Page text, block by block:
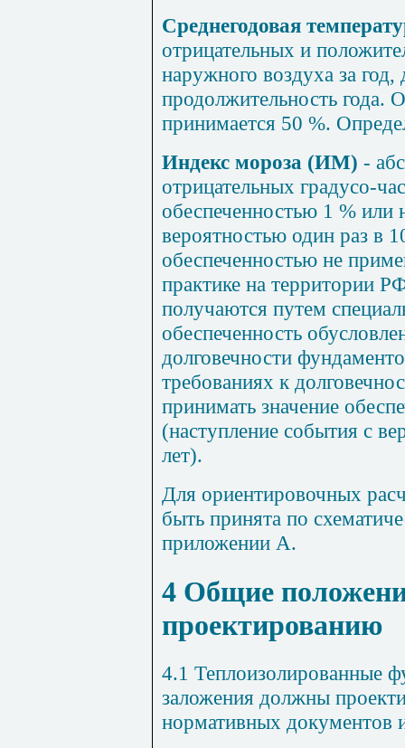
Среднегодовая
отрицательных и
наружного воздуха за год,
продолжительность года.
принимается 50 %.
Индекс мороза (ИМ) -
отрицательных градусо-
обеспеченностью 1 % или
вероятностью один раз в
обеспеченностью не
практике на территории
получаются путем
обеспеченность
долговечности
требованиях к
принимать значение
(наступление события с
лет).
Для ориентировочных
быть принята по
приложении А.
4 Общие
проектированию
4.1 Теплоизолированные
заложения должны
нормативных документов